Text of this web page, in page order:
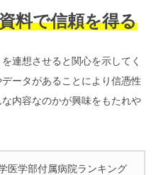
料で信頼を得る
連想させると関心を示してく
ータがあることにより信憑性
内容なのかが興味をもたれや
医学部付属病院ランキング